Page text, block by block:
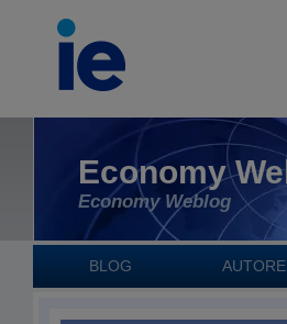
Economy
Economy Weblog
BLOG